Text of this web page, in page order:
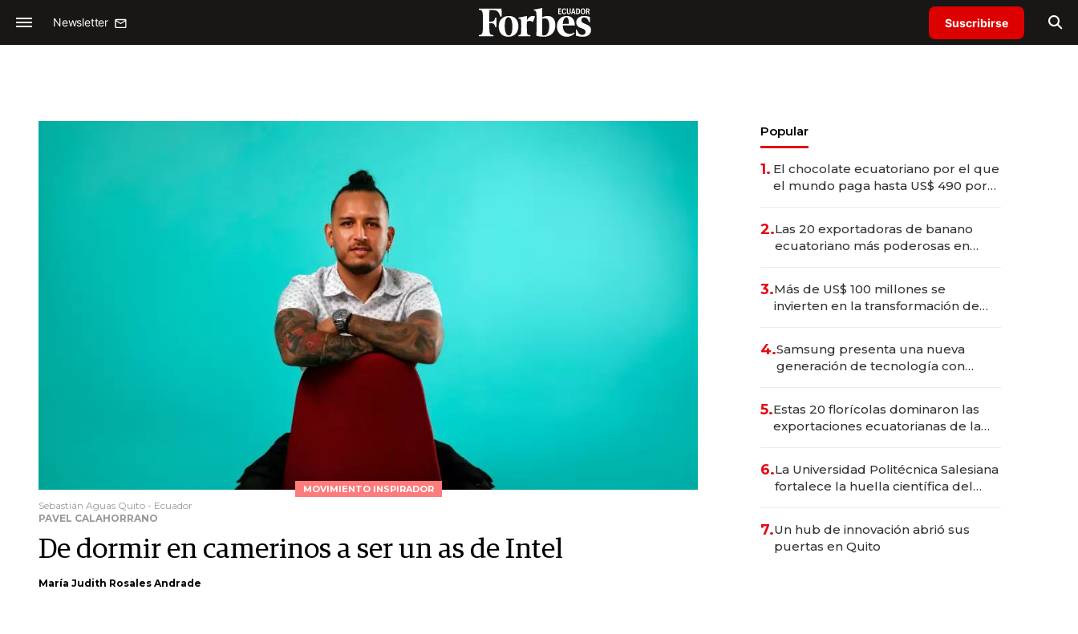
Newsletter Suscribirse
MOVIMIENTO INSPIRADOR
Sebastián Aguas Quito - Ecuador
PAVEL CALAHORRANO
De dormir en camerinos a ser un as de Intel
María Judith Rosales Andrade
Popular
1. El chocolate ecuatoriano por el que
el mundo paga hasta US$ 490 por
2.Las 20 exportadoras de banano
ecuatoriano más poderosas en
3.Más de US$ 100 millones se
invierten en la transformación de
4.Samsung presenta una nueva
generación de tecnología con
5.Estas 20 florícolas dominaron las
exportaciones ecuatorianas de la
6.La Universidad Politécnica Salesiana
fortalece la huella científica del
7.Un hub de innovación abrió sus
puertas en Quito